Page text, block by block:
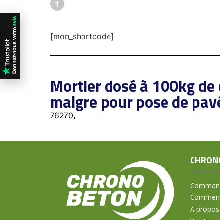
1
[mon_shortcode]
Mortier dosé à 100kg
maigre pour pose de
76270,
A propos